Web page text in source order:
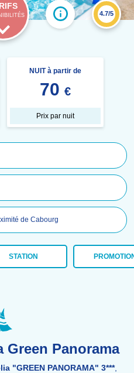
4.7/5
NUIT à partir de
70 €
Prix par nuit
de Cabourg
STATION
Green Panorama
"GREEN PANORAMA" 3***,